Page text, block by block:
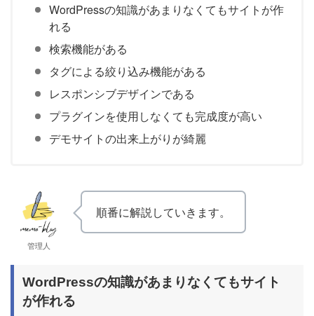
WordPressの知識があまりなくてもサイトが作
れる
検索機能がある
タグによる絞り込み機能がある
レスポンシブデザインである
プラグインを使用しなくても完成度が高い
デモサイトの出来上がりが綺麗
管理人
順番に解説していきます。
WordPressの知識があまりなくてもサイト
が作れる